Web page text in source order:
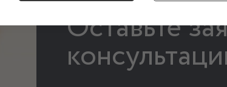
Оставьте